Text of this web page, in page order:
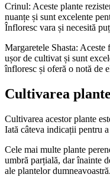
Stergeți filtrele
View products
Crinul: Aceste plante
nuanțe și sunt excelente
Înfloresc vara și necesită
Margaretele Shasta: Aceste
ușor de cultivat și sunt
înfloresc și oferă o notă de
Cultivarea
Cultivarea acestor plante
Iată câteva indicații pentru
Cele mai multe plante
umbră parțială, dar înainte
ale plantelor dumneavoastră.